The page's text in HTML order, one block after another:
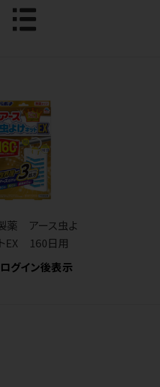
薬 アース虫よ
EX 160日用
グイン後表示